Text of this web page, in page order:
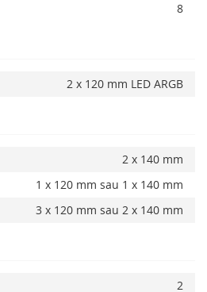
8
2 x 120 mm LED ARGB
2 x 140 mm
1 x 120 mm sau 1 x 140 mm
3 x 120 mm sau 2 x 140 mm
2